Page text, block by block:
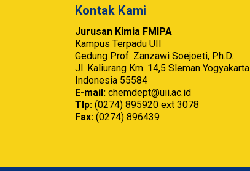
Kontak Kami
Jurusan Kimia FMIPA
Kampus Terpadu UII
Gedung Prof. Zanzawi Soejoeti, Ph.D.
Jl. Kaliurang Km. 14,5 Sleman Yogyakarta
Indonesia 55584
E-mail: chemdept@uii.ac.id
Tlp: (0274) 895920 ext 3078
Fax: (0274) 896439